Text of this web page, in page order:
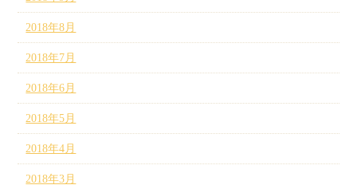
2018年8月
2018年7月
2018年6月
2018年5月
2018年4月
2018年3月